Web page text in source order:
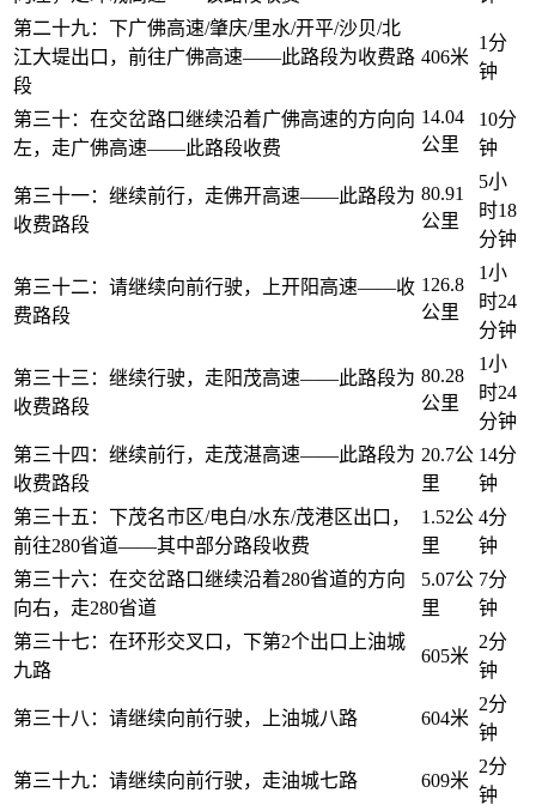
第二十九：下广佛高速/肇庆/里水/开平/沙贝/北
江大堤出口，前往广佛高速——此路段为收费路
段
406米
1分
钟
第三十：在交岔路口继续沿着广佛高速的方向向
左，走广佛高速——此路段收费
14.04
公里
10分
钟
第三十一：继续前行，走佛开高速——此路段为
收费路段
80.91
公里
5小
时18
分钟
第三十二：请继续向前行驶，上开阳高速——收
费路段
126.8
公里
1小
时24
分钟
第三十三：继续行驶，走阳茂高速——此路段为
收费路段
80.28
公里
1小
时24
分钟
第三十四：继续前行，走茂湛高速——此路段为
收费路段
20.7公
里
14分
钟
第三十五：下茂名市区/电白/水东/茂港区出口，
前往280省道——其中部分路段收费
1.52公
里
4分
钟
第三十六：在交岔路口继续沿着280省道的方向
向右，走280省道
5.07公
里
7分
钟
第三十七：在环形交叉口，下第2个出口上油城
九路
605米
2分
钟
第三十八：请继续向前行驶，上油城八路 604米
2分
钟
第三十九：请继续向前行驶，走油城七路 609米
2分
钟